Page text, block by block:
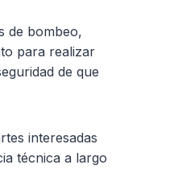
de bombeo,
para realizar
de que
interesadas
técnica a largo